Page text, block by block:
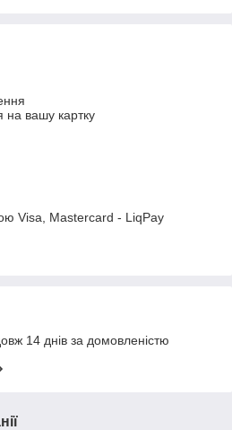
на вашу картку
Visa, Mastercard - LiqPay
14 днів за домовленістю